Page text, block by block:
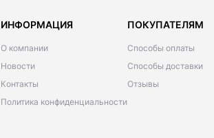
ИНФОРМАЦИЯ
О компании
Новости
Контакты
Политика конфиденциальности
ПОКУПАТЕЛЯМ
Способы оплаты
Способы доставки
Отзывы